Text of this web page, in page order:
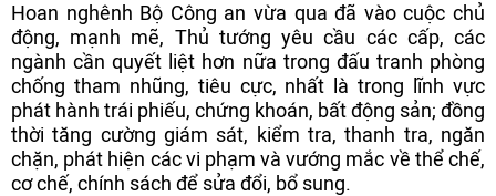
Hoan nghênh Bộ Công an vừa qua đã vào cuộc chủ
động, mạnh mẽ, Thủ tướng yêu cầu các cấp, các
ngành cần quyết liệt hơn nữa trong đấu tranh phòng
chống tham nhũng, tiêu cực, nhất là trong lĩnh vực
phát hành trái phiếu, chứng khoán, bất động sản; đồng
thời tăng cường giám sát, kiểm tra, thanh tra, ngăn
chặn, phát hiện các vi phạm và vướng mắc về thể chế,
cơ chế, chính sách để sửa đổi, bổ sung.